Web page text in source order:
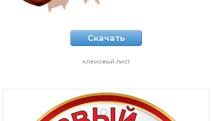
Скачать
кленовый лист